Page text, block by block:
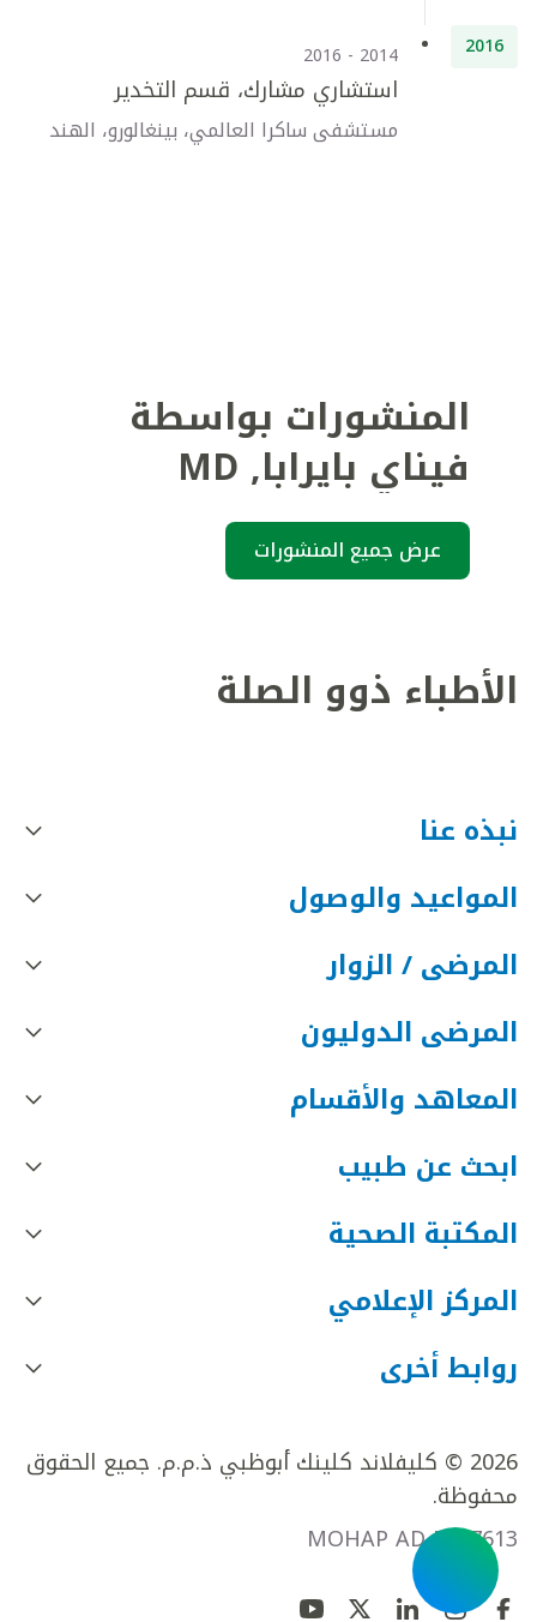
2016
2014 - 2016
استشاري مشارك، قسم التخدير
مستشفى ساكرا العالمي، بينغالورو، الهند
المنشورات بواسطة
فيناي بايرابا​,
MD
عرض جميع المنشورات
الأطباء ذوو الصلة
نبذه عنا
المواعيد والوصول
المرضى / الزوار
المرضى الدوليون
المعاهد والأقسام
ابحث عن طبيب
المكتبة الصحية
المركز الإعلامي
روابط أخرى
2026 © كليفلاند كلينك أبوظبي ذ.م.م. جميع الحقوق
محفوظة.
MOHAP AD FR27613